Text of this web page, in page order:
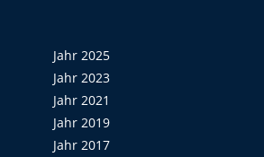
Jahr 2025
Jahr 2023
Jahr 2021
Jahr 2019
Jahr 2017